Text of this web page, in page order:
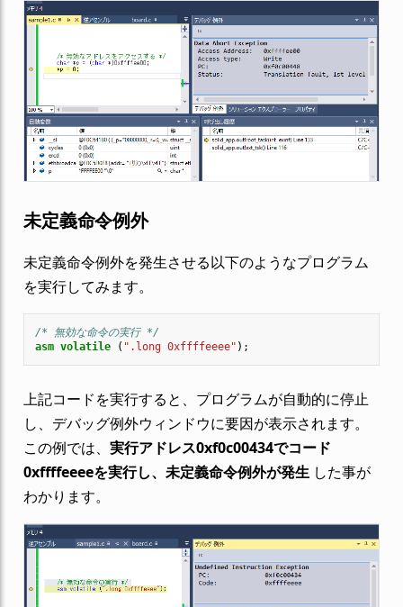
未定義命令例外
未定義命令例外を発生させる以下のようなプログラム
を実行してみます。
/* 無効な命令の実行 */
asm volatile ( ".long 0xffffeeee" );
上記コードを実行すると、プログラムが自動的に停止
し、デバッグ例外ウィンドウに要因が表示されます。
この例では、 実行アドレス0xf0c00434でコード
0xffffeeeeを実行し、未定義命令例外が発生した事が
わかります。